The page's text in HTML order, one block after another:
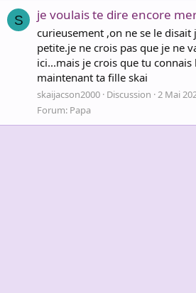
S je voulais te dire encore
curieusement ,on ne se le disait
petite.je ne crois pas que je ne
ici...mais je crois que tu
maintenant ta fille skai
skaijacson2000 Discussion 2 Mai
Forum: Papa